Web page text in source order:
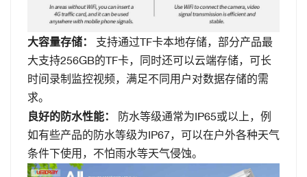
大容量存储：
支持通过TF卡本地存储，部分产品最
大支持256GB的TF卡，同时还可以云端存储，可长
时间录制监控视频，满足不同用户对数据存储的需
求。
良好的防水性能： 防水等级通常为IP65或以上，例
如有些产品的防水等级为IP67，可以在户外各种天气
条件下使用，不怕雨水等天气侵蚀。